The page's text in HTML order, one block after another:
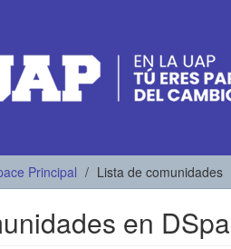
Principal Lista de comunidades
en